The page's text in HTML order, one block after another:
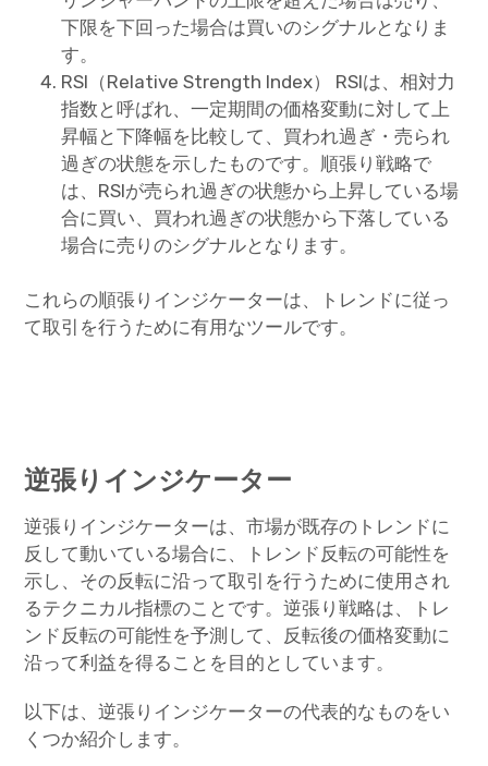
下限を下回った場合は買いのシグナルとなりま
す。
RSI（Relative Strength Index） RSIは、相対力
指数と呼ばれ、一定期間の価格変動に対して上
昇幅と下降幅を比較して、買われ過ぎ・売られ
過ぎの状態を示したものです。順張り戦略で
は、RSIが売られ過ぎの状態から上昇している場
合に買い、買われ過ぎの状態から下落している
場合に売りのシグナルとなります。
これらの順張りインジケーターは、トレンドに従っ
て取引を行うために有用なツールです。
逆張りインジケーター
逆張りインジケーターは、市場が既存のトレンドに
反して動いている場合に、トレンド反転の可能性を
示し、その反転に沿って取引を行うために使用され
るテクニカル指標のことです。逆張り戦略は、トレ
ンド反転の可能性を予測して、反転後の価格変動に
沿って利益を得ることを目的としています。
以下は、逆張りインジケーターの代表的なものをい
くつか紹介します。